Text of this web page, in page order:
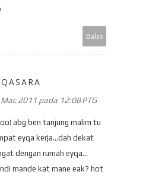
Balas
Mac 2011 pada 12:08 PTG
abg ben tanjung malim tu
eyqa kerja...dah dekat
dengan rumah eyqa...
mande kat mane eak? hot